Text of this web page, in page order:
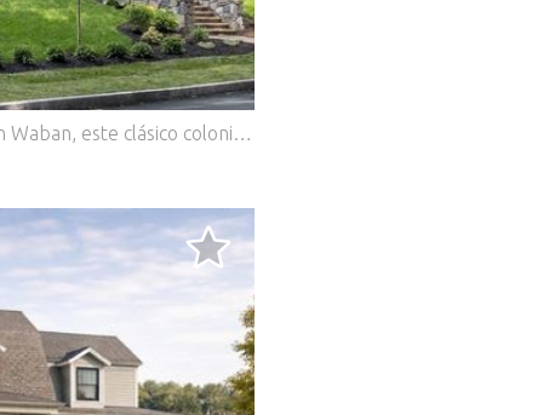
Situado en un solar privado y pintoresco en Waban, este clásico colonial con un garaje para 3 coches exhibe una elegancia y artesanía atemporales. Extensas carpinterías, arcos curvos, ventanas sobredimensionadas y dos chimeneas aportan calidez y carácter, mientras que los espacios formales de estar y comedor invitan a reuniones íntimas. Un vestíbulo elegante y una amplia escalera dan la bienvenida a los invitados a un interior de inspiración francesa. En el corazón de la casa hay una cocina ancla por una llamativa cocina La Cornue, con muebles a medida, despensa de mayordomo y una cafetería dedicada. En la planta superior, la suite principal cuenta con un gran vestidor con isla, ducha doble de gran tamaño y una bañera para remojar. Un amplio y luminoso cuarto de lavandería y 4 dormitorios adicionales con baño privado completan la segunda planta. La planta baja ofrece un gimnasio acristalado, sala multimedia ideal para teatro o simulador de golf, sala familiar con barra de baño y baño propio. Rodeado de árboles maduros, el jardín trasero llano ofrece espacio para una piscina y crea un oasis privado al aire libre. Features: - Garage - Air Conditioning